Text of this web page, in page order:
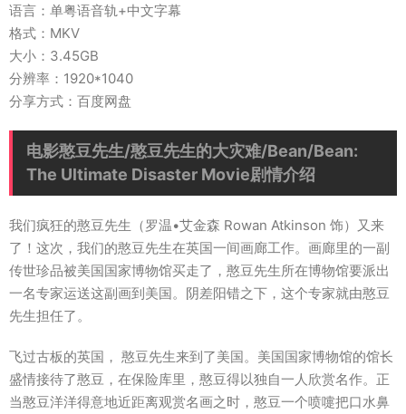
语言：单粤语音轨+中文字幕
格式：MKV
大小：3.45GB
分辨率：1920*1040
分享方式：百度网盘
电影憨豆先生/憨豆先生的大灾难/Bean/Bean:
The Ultimate Disaster Movie剧情介绍
我们疯狂的憨豆先生（罗温•艾金森 Rowan Atkinson 饰）又来
了！这次，我们的憨豆先生在英国一间画廊工作。画廊里的一副
传世珍品被美国国家博物馆买走了，憨豆先生所在博物馆要派出
一名专家运送这副画到美国。阴差阳错之下，这个专家就由憨豆
先生担任了。
飞过古板的英国， 憨豆先生来到了美国。美国国家博物馆的馆长
盛情接待了憨豆，在保险库里，憨豆得以独自一人欣赏名作。正
当憨豆洋洋得意地近距离观赏名画之时，憨豆一个喷嚏把口水鼻